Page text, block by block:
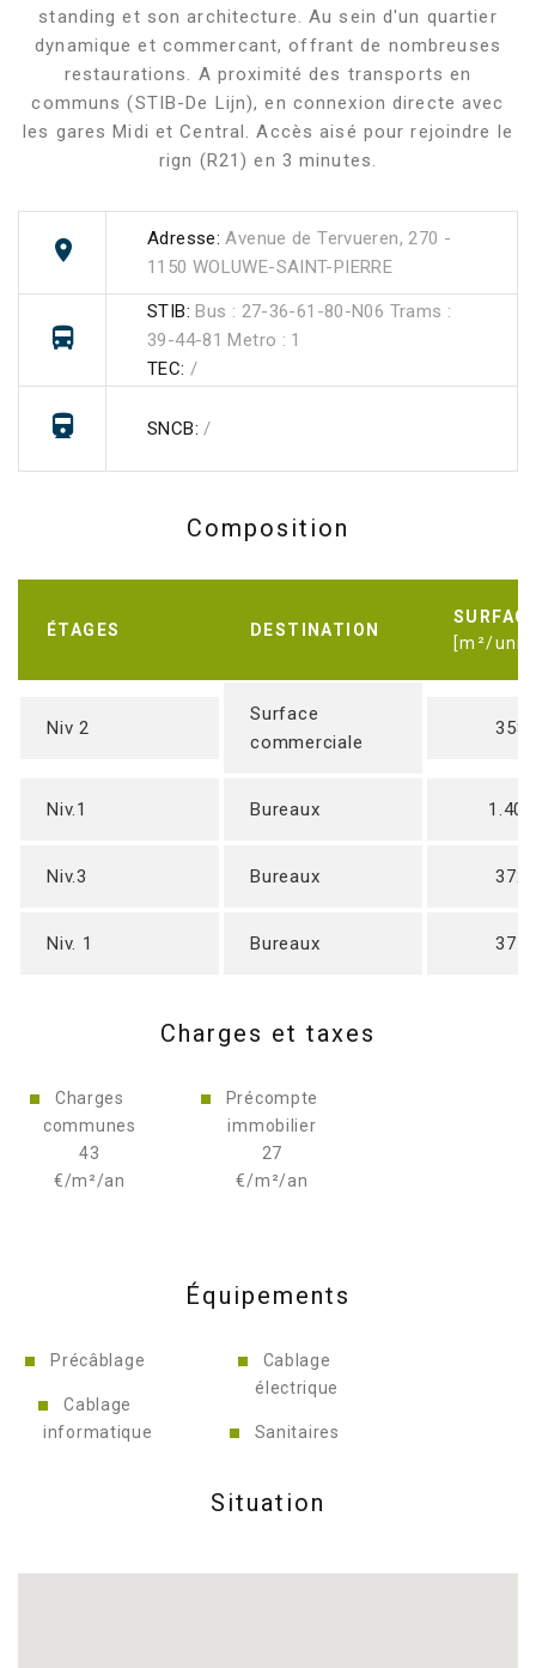
standing et son architecture. Au sein d'un quartier
dynamique et commercant, offrant de nombreuses
restaurations. A proximité des transports en
communs (STIB-De Lijn), en connexion directe avec
les gares Midi et Central. Accès aisé pour rejoindre le
rign (R21) en 3 minutes.
Adresse: Avenue de Tervueren, 270 -
1150 WOLUWE-SAINT-PIERRE
STIB: Bus : 27-36-61-80-N06 Trams :
39-44-81 Metro : 1
TEC: /
SNCB: /
Composition
ÉTAGES DESTINATION
[m²/
Niv 2
Surface
commerciale
358
Niv.1 Bureaux
Niv.3 Bureaux 372
Niv. 1 Bureaux 371
Charges et taxes
Charges
communes
43
€/m²/an
Précompte
immobilier
27
€/m²/an
Équipements
Précâblage
Cablage
informatique
Cablage
électrique
Sanitaires
Situation